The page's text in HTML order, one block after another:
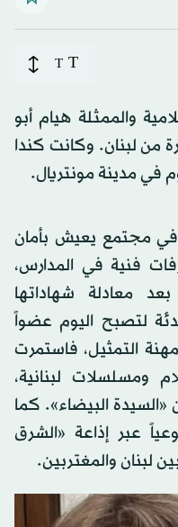
T
T
والممثلة هيام أبو
من لبنان. وكانت كندا
في مدينة مونتريال.
في مجتمع يعيش بأمان
فنية في المدارس،
معادلة شهاداتها
لتصبح اليوم عضواً
التمثيل، فاستمرت
لبنانية،
البيضاء». كما
عبر إذاعة «الشرق
لبنان والمغتربين.